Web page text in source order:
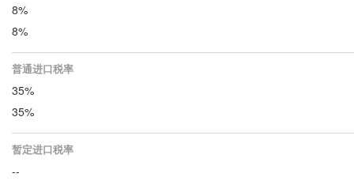
8%
8%
普通进口税率
35%
35%
暂定进口税率
--